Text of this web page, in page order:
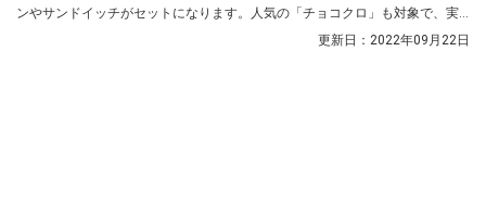
ンやサンドイッチがセットになります。人気の「チョコクロ」も対象で、実
質単品価格の半額以下になるんだとか！ 今回は、サンマルクのモーニングメ
更新日： 2022年09月22日